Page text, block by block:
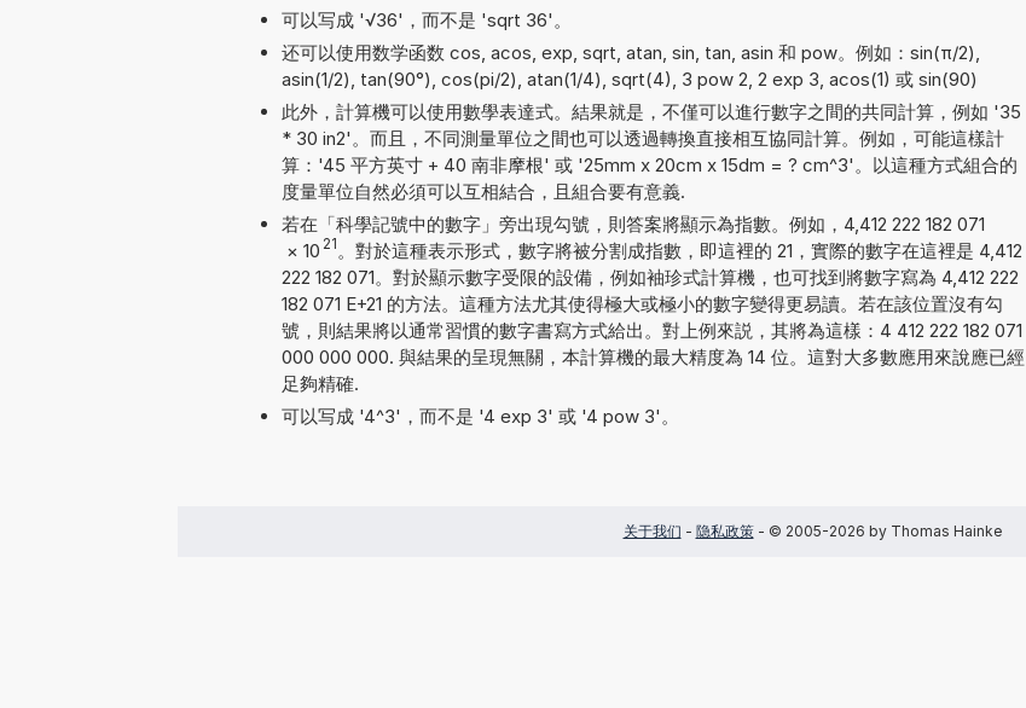
可以写成 '√36'，而不是 'sqrt 36'。
还可以使用数学函数 cos, acos, exp, sqrt, atan, sin, tan, asin 和 pow。例如：sin(π/2),
asin(1/2), tan(90°), cos(pi/2), atan(1/4), sqrt(4), 3 pow 2, 2 exp 3, acos(1) 或 sin(90)
此外，計算機可以使用數學表達式。結果就是，不僅可以進行數字之間的共同計算，例如 '35
* 30 in2'。而且，不同測量單位之間也可以透過轉換直接相互協同計算。例如，可能這樣計
算：'45 平方英寸 + 40 南非摩根' 或 '25mm x 20cm x 15dm = ? cm^3'。以這種方式組合的
度量單位自然必須可以互相結合，且組合要有意義.
若在「科學記號中的數字」旁出現勾號，則答案將顯示為指數。例如，4,412 222 182 071
× 10 21 。對於這種表示形式，數字將被分割成指數，即這裡的 21，實際的數字在這裡是 4,412
222 182 071。對於顯示數字受限的設備，例如袖珍式計算機，也可找到將數字寫為 4,412 222
182 071 E+21 的方法。這種方法尤其使得極大或極小的數字變得更易讀。若在該位置沒有勾
號，則結果將以通常習慣的數字書寫方式給出。對上例來説，其將為這樣：4 412 222 182 071
000 000 000. 與結果的呈現無關，本計算機的最大精度為 14 位。這對大多數應用來說應已經
足夠精確.
可以写成 '4^3'，而不是 '4 exp 3' 或 '4 pow 3'。
关于我们 - 隐私政策- © 2005-2026 by Thomas Hainke